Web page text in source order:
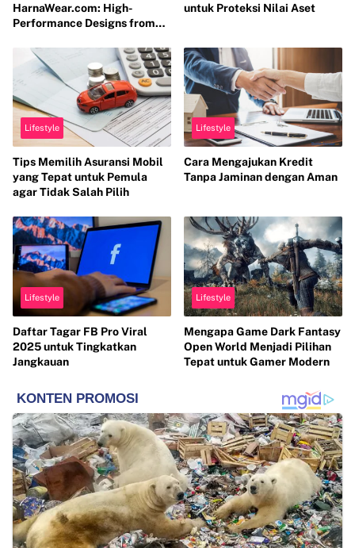
HarnaWear.com: High-
Performance Designs from
Market
untuk Proteksi Nilai Aset
Lifestyle
Tips Memilih Asuransi Mobil
yang Tepat untuk Pemula
agar Tidak Salah Pilih
Lifestyle
Cara Mengajukan Kredit
Tanpa Jaminan dengan Aman
Lifestyle
Daftar Tagar FB Pro Viral
2025 untuk Tingkatkan
Jangkauan
Lifestyle
Mengapa Game Dark Fantasy
Open World Menjadi Pilihan
Tepat untuk Gamer Modern